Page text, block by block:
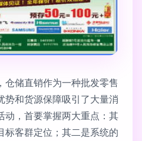
仓储直销作为一种批发零售
势和货源保障吸引了大量消
动，首要掌握两大重点：其
标客群定位；其二是系统的